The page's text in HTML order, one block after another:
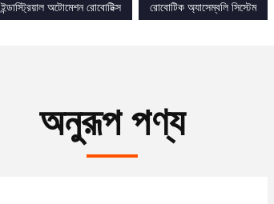
ইন্ডাস্ট্রিয়াল অটোমেশন রোবোটিক্স রোবোটিক অ্যাসেম্বলি সিস্টেম
অনুরূপ পণ্য